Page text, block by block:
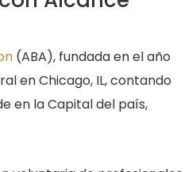
(ABA), fundada en el año
en Chicago, IL, contando
en la Capital del país,